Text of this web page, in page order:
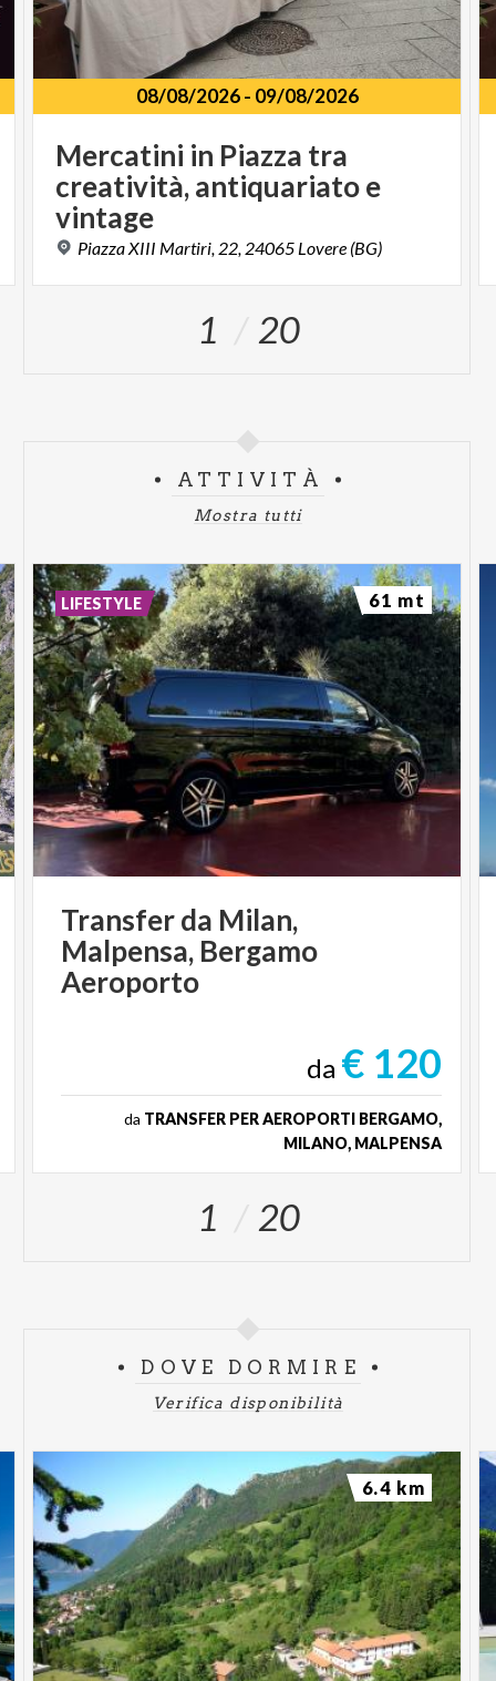
08/08/2026- 09/08/2026
Mercatini in Piazza tra
creatività, antiquariato e
vintage
Piazza XIII Martiri, 22, 24065 Lovere (BG)
1 20
ATTIVITÀ
Mostra tutti
Transfer da Milan,
Malpensa, Bergamo
Aeroporto
da € 120
da TRANSFER PER AEROPORTI BERGAMO,
MILANO, MALPENSA
LIFESTYLE 61 mt
1 20
DOVE DORMIRE
Verifica disponibilità
6.4 km